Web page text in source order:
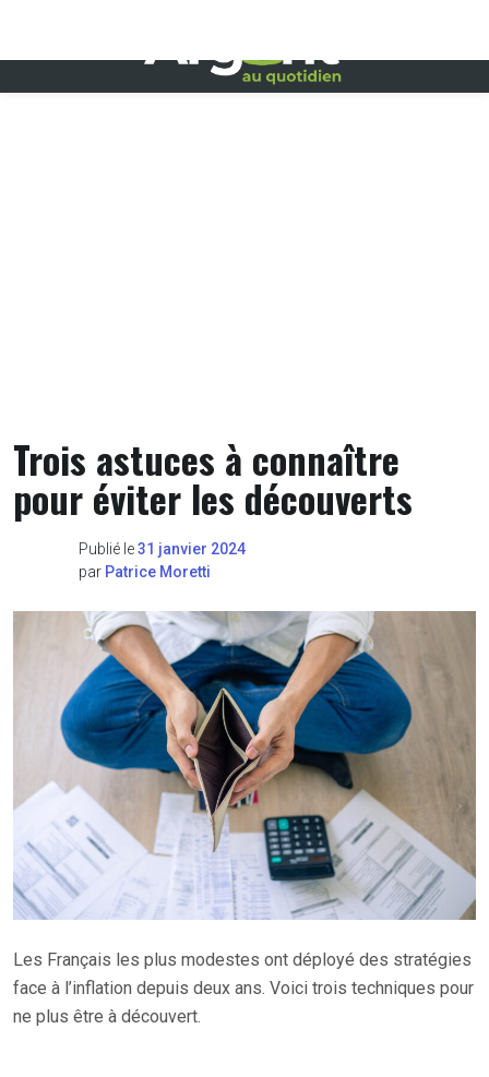
content
Trois astuces à connaître
pour éviter les découverts
Publié le31 janvier 2024
par Patrice Moretti
Les Français les plus modestes ont déployé des stratégies
face à l’inflation depuis deux ans. Voici trois techniques pour
ne plus être à découvert.